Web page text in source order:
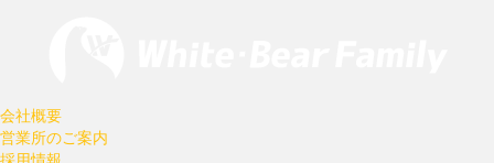
会社概要
営業所のご案内